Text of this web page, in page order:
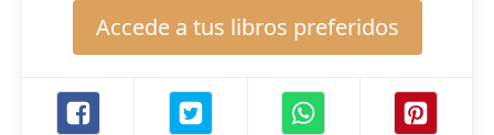
Accede a tus libros preferidos